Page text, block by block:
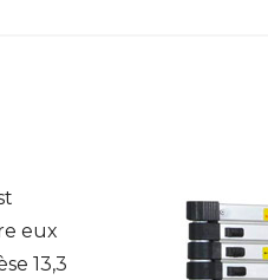
eux
13,3